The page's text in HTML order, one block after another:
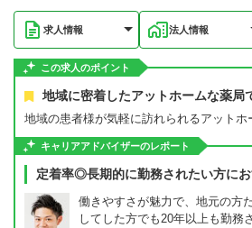
求人情報 法人情報
この求人のポイント
地域に密着したアットホームな薬局
地域の患者様が気軽に訪れられるアットホ
キャリアアドバイザーのレポート
定着率◎長期的に勤務されたい方にお
働きやすさが魅力で、地元の方
してした方でも20年以上も勤務